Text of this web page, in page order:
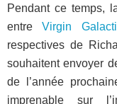
Pendant ce temps,
entreVirgin
respectives de
souhaitent envoyer
de l’année
imprenable sur